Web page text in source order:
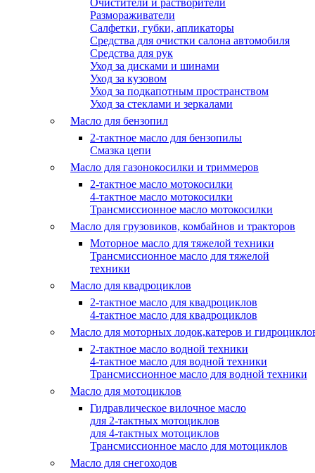
Очистители и растворители
Размораживатели
Салфетки, губки, апликаторы
Средства для очистки салона автомобиля
Средства для рук
Уход за дисками и шинами
Уход за кузовом
Уход за подкапотным пространством
Уход за стеклами и зеркалами
Масло для бензопил
2-тактное масло для бензопилы
Cмазка цепи
Масло для газонокосилки и триммеров
2-тактное масло мотокосилки
4-тактное масло мотокосилки
Трансмиссионное масло мотокосилки
Масло для грузовиков, комбайнов и тракторов
Моторное масло для тяжелой техники
Трансмиссионное масло для тяжелой
техники
Масло для квадроциклов
2-тактное масло для квадроциклов
4-тактное масло для квадроциклов
Масло для моторных лодок,катеров и
2-тактное масло водной техники
4-тактное масло для водной техники
Трансмиссионное масло для водной техники
Масло для мотоциклов
Гидравлическое вилочное масло
для 2-тактных мотоциклов
для 4-тактных мотоциклов
Трансмиссионное масло для мотоциклов
Масло для снегоходов